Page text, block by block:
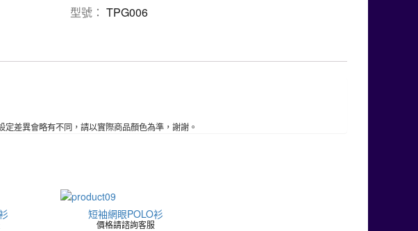
型號： TPG006
定差異會略有不同，請以實際商品顏色為準，謝謝。
短袖網眼POLO衫
價格請諮詢客服